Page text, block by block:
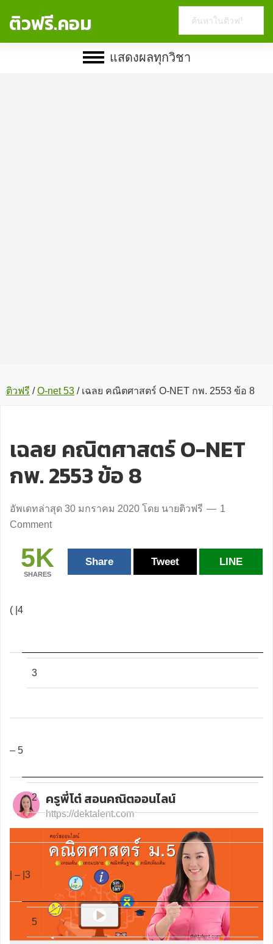
ติวฟรี.คอม
website
แสดงผลทุกวิชา
ติวฟรี / O-net 53 /เฉลย คณิตศาสตร์ O-NET กพ. 2553 ข้อ 8
เฉลย คณิตศาสตร์ O-NET
กพ. 2553 ข้อ 8
อัพเดทล่าสุด 30 มกราคม 2020 โดย นายติวฟรี
1
Comment
5K
SHARES
Share Tweet LINE
( |4
3
– 5
2
| – |3
5
ครูพี่โต๋ สอนคณิตออนไลน์
https://dektalent.com